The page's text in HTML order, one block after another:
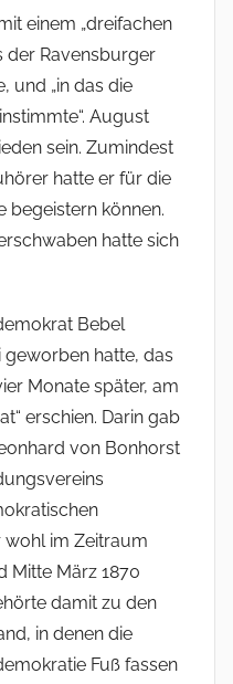
einem „dreifachen
der Ravensburger
und „in das die
August
sein. Zumindest
hatte er für die
begeistern können.
hatte sich
Bebel
geworben hatte, das
Monate später, am
erschien. Darin gab
von Bonhorst
wohl im Zeitraum
Mitte März 1870
damit zu den
in denen die
Fuß fassen